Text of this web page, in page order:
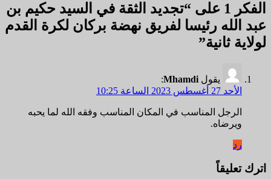
الفكر 1 على “
تجديد الثقة في السيد حكيم بن
عبد الله رئيسا لفريق نهضة بركان لكرة القدم
لولاية ثانية”
يقول Mhamdi
:
الأحد 27 أغسطس 2023 الساعة 10:25
الرجل المناسب في المكان المناسب وفقه الله لما يحبه
ويرضاه.
رد
اترك تعليقاً